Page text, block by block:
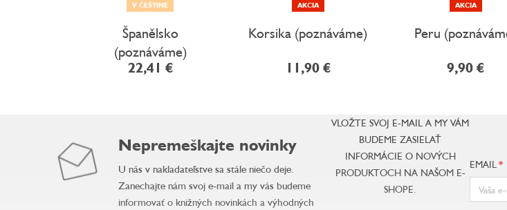
V ČEŠTINE
Španělsko
(poznáváme)
22,41 €
AKCIA
Korsika (poznáváme)
11,90 €
AKCIA
Peru
9,90 €
Nepremeškajte novinky
U nás v nakladateľstve sa stále niečo deje.
Zanechajte nám svoj e-mail a my vás budeme
informovať o knižných novinkách a výhodných
VLOŽTE SVOJ E-MAIL A MY VÁM
BUDEME ZASIELAŤ
INFORMÁCIE O NOVÝCH
PRODUKTOCH NA NAŠOM E-
SHOPE.
EMAIL